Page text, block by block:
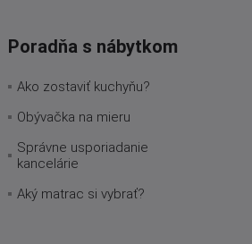
Poradňa s nábytkom
Ako zostaviť kuchyňu?
Obývačka na mieru
Správne usporiadanie
kancelárie
Aký matrac si vybrať?